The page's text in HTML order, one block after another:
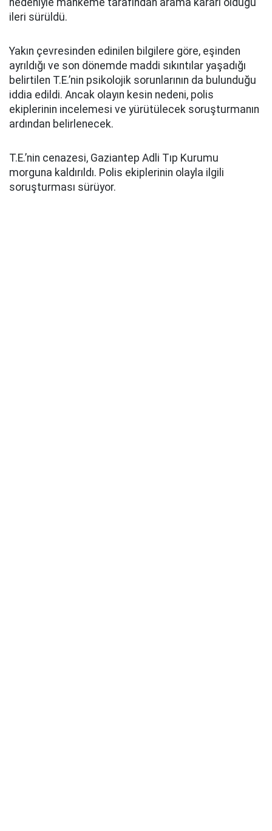
ileri sürüldü.
Yakın çevresinden edinilen bilgilere göre, eşinden
ayrıldığı ve son dönemde maddi sıkıntılar yaşadığı
belirtilen T.E.’nin psikolojik sorunlarının da bulunduğu
iddia edildi. Ancak olayın kesin nedeni, polis
ekiplerinin incelemesi ve yürütülecek soruşturmanın
ardından belirlenecek.
T.E.’nin cenazesi, Gaziantep Adli Tıp Kurumu
morguna kaldırıldı. Polis ekiplerinin olayla ilgili
soruşturması sürüyor.